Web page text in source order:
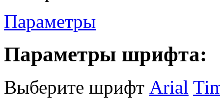
Параметры
Параметры шрифта:
Выберите шрифт Arial